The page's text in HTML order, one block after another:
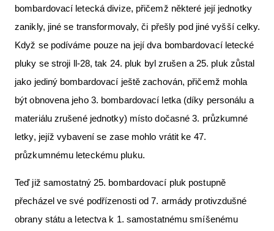
bombardovací letecká divize, přičemž některé její jednotky
zanikly, jiné se transformovaly, či přešly pod jiné vyšší celky.
Když se podíváme pouze na její dva bombardovací letecké
pluky se stroji ll-28, tak 24. pluk byl zrušen a 25. pluk zůstal
jako jediný bombardovací ještě zachován, přičemž mohla
být obnovena jeho 3. bombardovací letka (díky personálu a
materiálu zrušené jednotky) místo dočasné 3. průzkumné
letky, jejíž vybavení se zase mohlo vrátit ke 47.
průzkumnému leteckému pluku.
Teď již samostatný 25. bombardovací pluk postupně
přecházel ve své podřízenosti od 7. armády protivzdušné
obrany státu a letectva k 1. samostatnému smíšenému